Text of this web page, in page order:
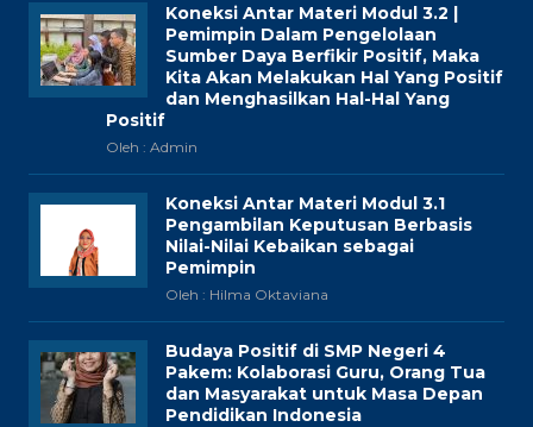
Koneksi Antar Materi Modul 3.2 |
Pemimpin Dalam Pengelolaan
Sumber Daya Berfikir Positif, Maka
Kita Akan Melakukan Hal Yang Positif
dan Menghasilkan Hal-Hal Yang
Positif
Oleh : Admin
Koneksi Antar Materi Modul 3.1
Pengambilan Keputusan Berbasis
Nilai-Nilai Kebaikan sebagai
Pemimpin
Oleh : Hilma Oktaviana
Budaya Positif di SMP Negeri 4
Pakem: Kolaborasi Guru, Orang Tua
dan Masyarakat untuk Masa Depan
Pendidikan Indonesia